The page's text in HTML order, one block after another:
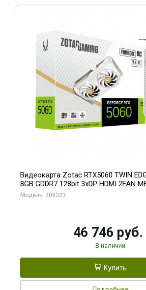
Видеокарта Zotac RTX5060 TWIN
8GB GDDR7 128bit 3xDP HDMI 2FAN
Модель: 209323
46 746 руб.
В наличии
Купить